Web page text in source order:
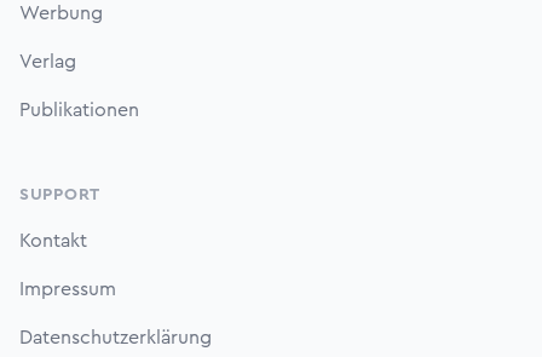
Werbung
Verlag
Publikationen
SUPPORT
Kontakt
Impressum
Datenschutzerklärung